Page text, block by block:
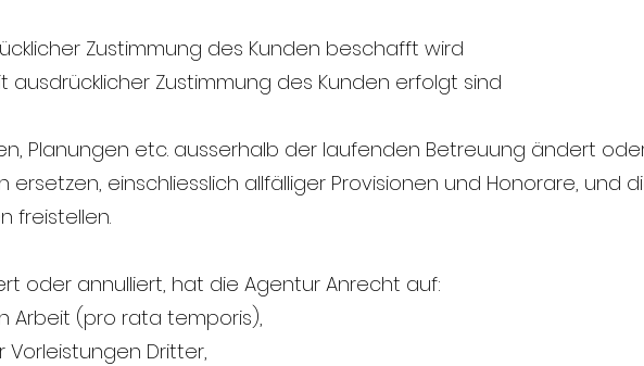
Zustimmung des Kunden beschafft wird
ausdrücklicher Zustimmung des Kunden erfolgt sind
Planungen etc. ausserhalb der laufenden Betreuung ändert
einschliesslich allfälliger Provisionen und Honorare, und
freistellen.
oder annulliert, hat die Agentur Anrecht auf:
Arbeit (pro rata temporis),
Dritter,